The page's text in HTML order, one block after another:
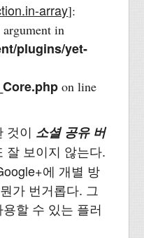
array]:
in
plugins/yet-
on line
것이 소셜 공유 버
잘 보이지 않는다.
에 개별 방
가 번거롭다. 그
할 수 있는 플러